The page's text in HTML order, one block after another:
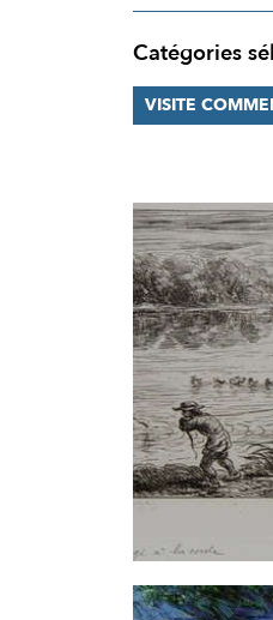
Catégories
VISITE